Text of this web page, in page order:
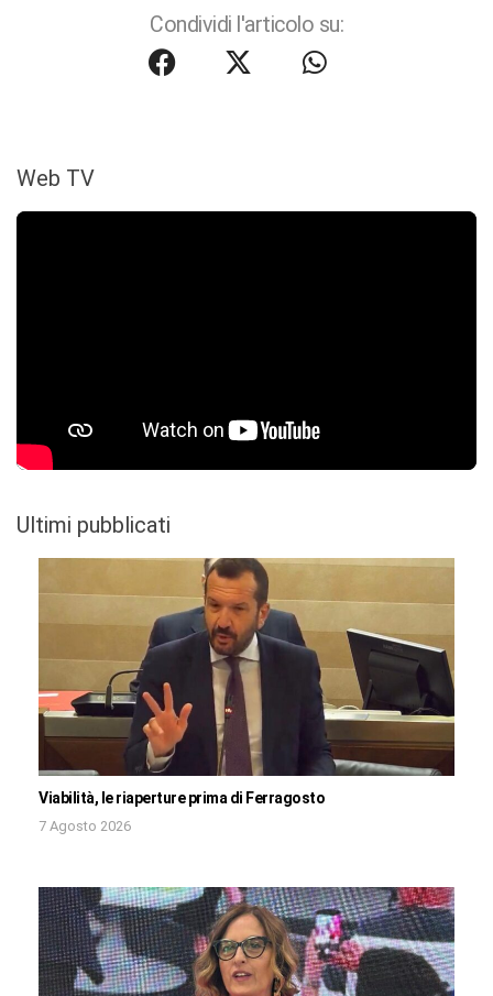
Condividi l'articolo su:
Web TV
Ultimi pubblicati
Viabilità, le riaperture prima di Ferragosto
7 Agosto 2026